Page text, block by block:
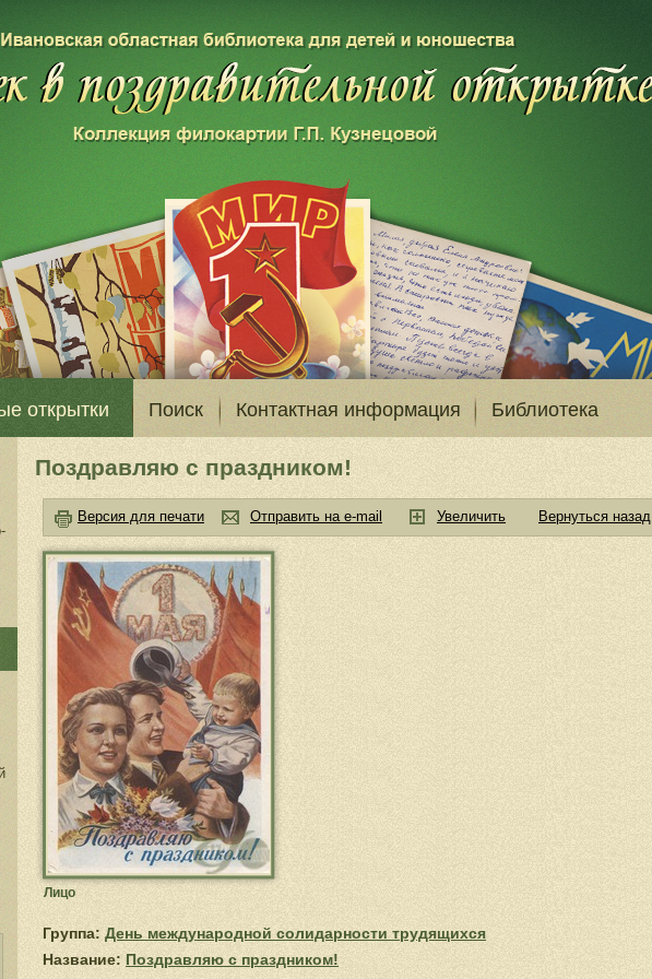
открытки Поиск Контактная информация Библиотека
Поздравляю с праздником!
Версия для печати Отправить на e-mail Увеличить Вернуться назад
Лицо
Группа: День международной солидарности трудящихся
Название: Поздравляю с праздником!